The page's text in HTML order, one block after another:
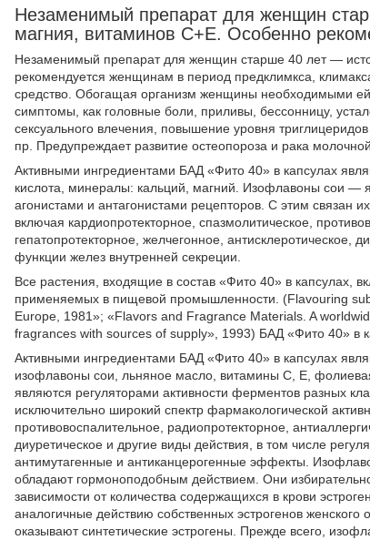
Незаменимый препарат для женщин
магния, витаминов С+Е. Особенно
Незаменимый препарат для женщин старше 40 лет —
рекомендуется женщинам в период предклимкса,
средство. Обогащая организм женщины необходимыми
симптомы, как головные боли, приливы, бессонницу,
сексуального влечения, повышение уровня
пр. Предупреждает развитие остеопороза и рака
Активными ингредиентами БАД «Фито 40» в капсулах
кислота, минералы: кальций, магний. Изофлавоны сои —
агонистами и антагонистами рецепторов. С этим связан
включая кардиопротекторное, спазмолитическое,
гепатопротекторное, желчегонное, антисклеротическое,
функции желез внутренней секреции.
Все растения, входящие в состав «Фито 40» в капсулах,
применяемых в пищевой промышленности. (Flavouring
Europe, 1981»; «Flavors and Fragrance Materials. A
fragrances with sources of supply», 1993) БАД «Фито 40» в
Активными ингредиентами БАД «Фито 40» в капсулах
изофлавоны сои, льняное масло, витамины С, Е,
являются регуляторами активности ферментов разных
исключительно широкий спектр фармакологической
противовоспалительное, радиопротекторное,
диуретическое и другие виды действия, в том числе
антимутагенные и антиканцерогенные эффекты.
обладают гормоноподобным действием. Они
зависимости от количества содержащихся в крови
аналогичные действию собственных эстрогенов
оказывают синтетические эстрогены. Прежде всего,